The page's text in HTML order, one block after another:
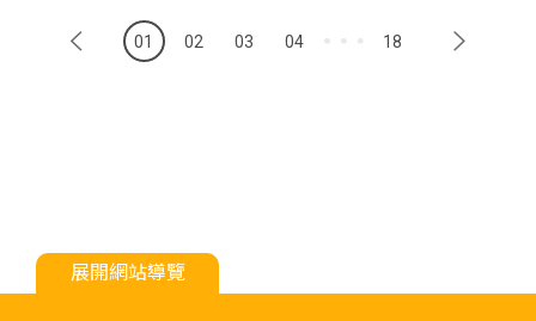
01 02 03 04 18
展開網站導覽